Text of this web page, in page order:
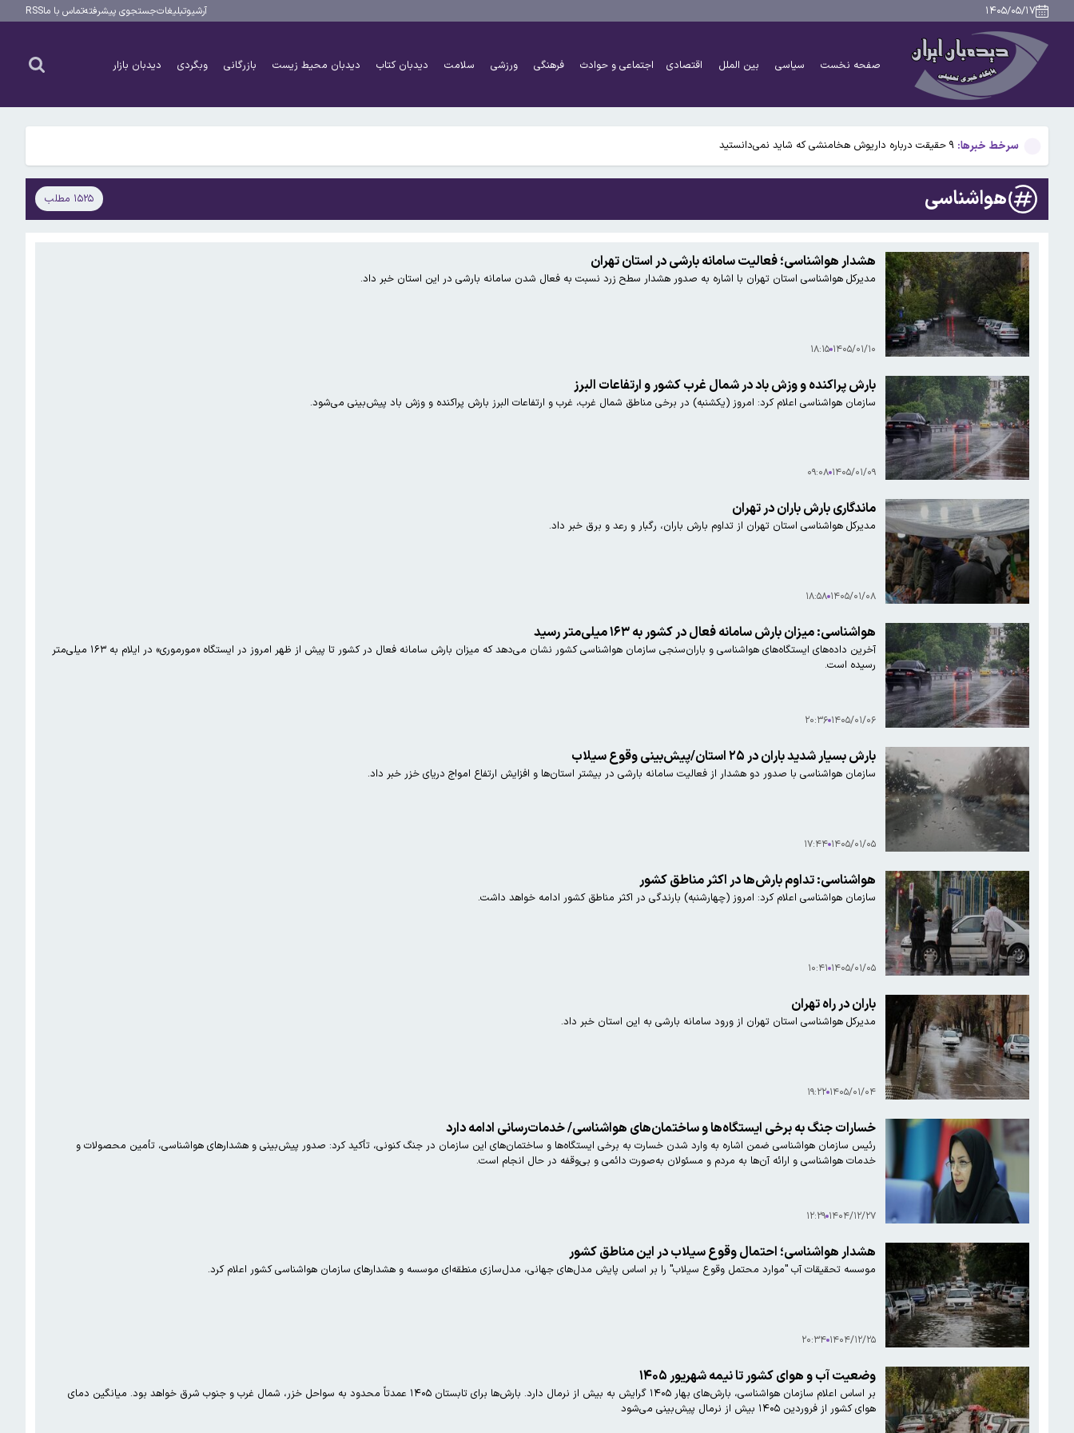
۱۴۰۵/۰۵/۱۷ آرشیوتبلیغاتجستجوی پیشرفتهتماس با ماRSS
صفحه نخست سیاسی بین الملل اقتصادی اجتماعی و حوادث فرهنگی ورزشی سلامت دیدبان کتاب دیدبان محیط زیست بازرگانی وبگردی دیدبان بازار
سرخط خبرها:
سوختی فراموش‌شده در مسیر تکامل مغز؛ آیا میوه و عسل به بزرگ‌تر شدن مغز انسان کمک کردند؟
آمریکا ۵ فرد و ۱۳ شرکت و صرافی را تحریم کرد+اسامی
آمریکا آبان تتر را تحریم کرد؛ یک صرافی ایرانی دیگر در فهرست تحریم‌های رمزارزی ایالات متحده قرار گرفت
۹ حقیقت درباره داریوش هخامنشی که شاید نمی‌دانستید
بیفوما در پرسپولیس ماندنی شد
آمریکا ۵ فرد و ۱۳ شرکت و صرافی را تحریم کرد+اسامی
آمریکا آبان تتر را تحریم کرد؛ یک صرافی ایرانی دیگر در فهرست تحریم‌های رمزارزی ایالات متحده قرار گرفت
هواشناسی ۱۵۲۵ مطلب
هشدار هواشناسی؛ فعالیت سامانه بارشی در استان تهران
مدیرکل هواشناسی استان تهران با اشاره به صدور هشدار سطح زرد نسبت به فعال شدن سامانه بارشی در این استان خبر داد.
۱۴۰۵/۰۱/۱۰ ۱۸:۱۵
بارش پراکنده و وزش باد در شمال غرب کشور و ارتفاعات البرز
سازمان هواشناسی اعلام کرد: امروز (یکشنبه) در برخی مناطق شمال غرب، غرب و ارتفاعات البرز بارش پراکنده و وزش باد پیش‌بینی می‌شود.
۱۴۰۵/۰۱/۰۹ ۰۹:۰۸
ماندگاری بارش باران در تهران
مدیرکل هواشناسی استان تهران از تداوم بارش باران، رگبار و رعد و برق خبر داد.
۱۴۰۵/۰۱/۰۸ ۱۸:۵۸
هواشناسی: میزان بارش سامانه فعال در کشور به ۱۶۳ میلی‌متر رسید
آخرین داده‌های ایستگاه‌های هواشناسی و باران‌سنجی سازمان هواشناسی کشور نشان می‌دهد که میزان بارش سامانه فعال در کشور تا پیش از ظهر امروز در ایستگاه «مورموری» در ایلام به ۱۶۳ میلی‌متر
رسیده است.
۱۴۰۵/۰۱/۰۶ ۲۰:۳۶
بارش بسیار شدید باران در ۲۵ استان/پیش‌بینی وقوع سیلاب
سازمان هواشناسی با صدور دو هشدار از فعالیت سامانه بارشی در بیشتر استان‌ها و افزایش ارتفاع امواج دریای خزر خبر داد.
۱۴۰۵/۰۱/۰۵ ۱۷:۴۴
هواشناسی: تداوم بارش‌ها در اکثر مناطق کشور
سازمان هواشناسی اعلام کرد: امروز (چهارشنبه) بارندگی در اکثر مناطق کشور ادامه خواهد داشت.
۱۴۰۵/۰۱/۰۵ ۱۰:۴۱
باران در راه تهران
مدیرکل هواشناسی استان تهران از ورود سامانه بارشی به این استان خبر داد.
۱۴۰۵/۰۱/۰۴ ۱۹:۲۲
خسارات جنگ به برخی ایستگاه‌ها و ساختمان‌های هواشناسی/ خدمات‌رسانی ادامه دارد
رئیس سازمان هواشناسی ضمن اشاره به وارد شدن خسارت به برخی ایستگاه‌ها و ساختمان‌های این سازمان در جنگ کنونی، تأکید کرد: صدور پیش‌بینی و هشدارهای هواشناسی، تأمین محصولات و
خدمات هواشناسی و ارائه آن‌ها به مردم و مسئولان به‌صورت دائمی و بی‌وقفه در حال انجام است.
۱۴۰۴/۱۲/۲۷ ۱۲:۲۹
هشدار هواشناسی؛ احتمال وقوع سیلاب در این مناطق کشور
موسسه تحقیقات آب "موارد محتمل وقوع سیلاب" را بر اساس پایش مدل‌های جهانی، مدل‌سازی منطقه‌ای موسسه و هشدارهای سازمان هواشناسی کشور اعلام کرد.
۱۴۰۴/۱۲/۲۵ ۲۰:۳۴
وضعیت آب و هوای کشور تا نیمه شهریور ۱۴۰۵
بر اساس اعلام سازمان هواشناسی، بارش‌های بهار ۱۴۰۵ گرایش به بیش از نرمال دارد. بارش‌ها برای تابستان ۱۴۰۵ عمدتاً محدود به سواحل خزر، شمال غرب و جنوب شرق خواهد بود. میانگین دمای
هوای کشور از فروردین ۱۴۰۵ بیش از نرمال پیش‌بینی می‌شود